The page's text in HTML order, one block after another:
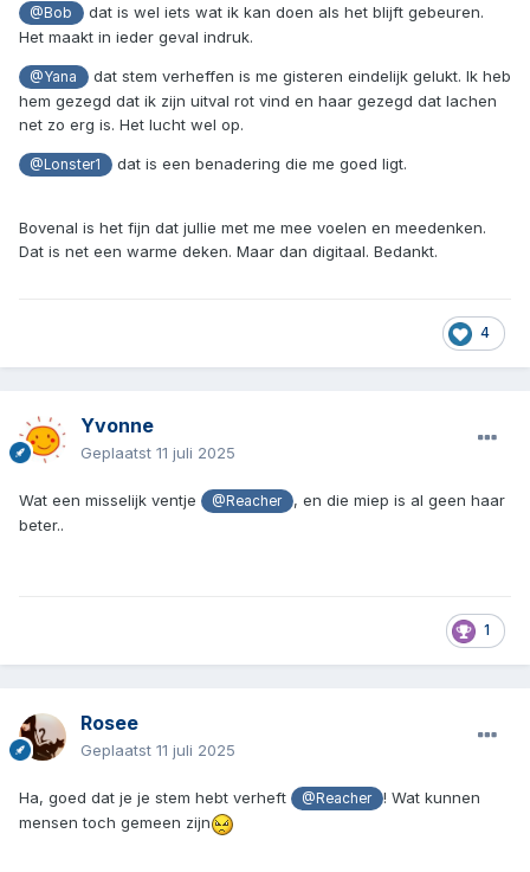
@Bob
dat is wel iets wat ik kan doen als het blijft gebeuren.
Het maakt in ieder geval indruk.
@Yana
dat stem verheffen is me gisteren eindelijk gelukt. Ik heb
hem gezegd dat ik zijn uitval rot vind en haar gezegd dat lachen
net zo erg is. Het lucht wel op.
@Lonster1 dat is een benadering die me goed ligt.
Bovenal is het fijn dat jullie met me mee voelen en meedenken.
Dat is net een warme deken. Maar dan digitaal. Bedankt.
4
Yvonne
Geplaatst 11 juli 2025
Wat een misselijk ventje @Reacher
, en die miep is al geen haar
beter..
1
Rosee
Geplaatst 11 juli 2025
Ha, goed dat je je stem hebt verheft @Reacher
! Wat kunnen
mensen toch gemeen zijn